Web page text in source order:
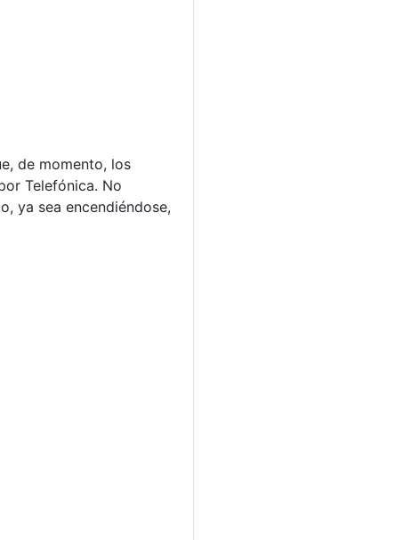
de momento, los
Telefónica. No
ya sea encendiéndose,